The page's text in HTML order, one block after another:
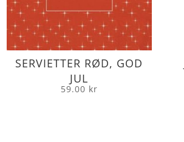
SERVIETTER RØD, GOD
JUL
59.00 kr